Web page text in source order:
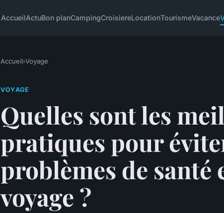
AccueilActuBon planCampingCroisiereLocationTourismeVacance
Accueil›Voyage
VOYAGE
Quelles sont les
pratiques pour
problèmes de santé
voyage ?